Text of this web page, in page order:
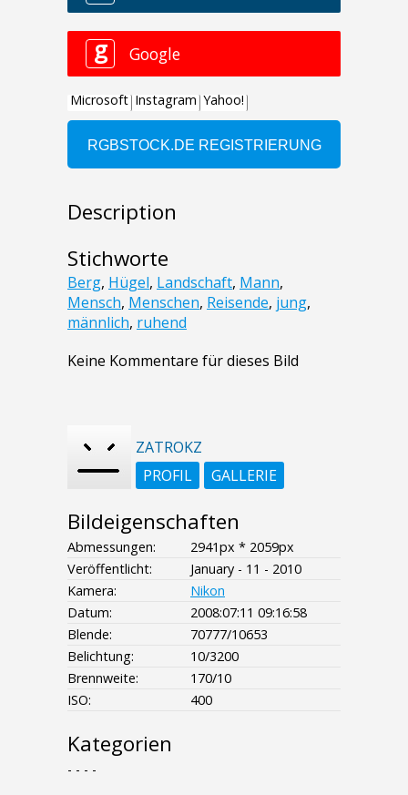
Description
Stichworte
Berg, Hügel, Landschaft, Mann,
Mensch, Menschen, Reisende, jung,
männlich, ruhend
Keine Kommentare für dieses Bild
ZATROKZ
PROFIL
GALLERIE
Bildeigenschaften
Abmessungen:
2941px * 2059px
Veröffentlicht:
January - 11 - 2010
Kamera:
Nikon
Datum:
2008:07:11 09:16:58
Blende:
70777/10653
Belichtung:
10/3200
Brennweite:
170/10
ISO:
400
Kategorien
- - - -